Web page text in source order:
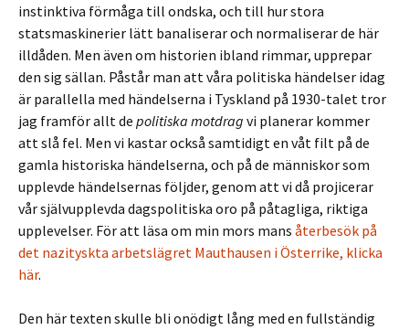
instinktiva förmåga till ondska, och till hur stora
statsmaskinerier lätt banaliserar och normaliserar de här
illdåden. Men även om historien ibland rimmar, upprepar
den sig sällan. Påstår man att våra politiska händelser idag
är parallella med händelserna i Tyskland på 1930-talet tror
jag framför allt de politiska motdrag vi planerar kommer
att slå fel. Men vi kastar också samtidigt en våt filt på de
gamla historiska händelserna, och på de människor som
upplevde händelsernas följder, genom att vi då projicerar
vår självupplevda dagspolitiska oro på påtagliga, riktiga
upplevelser. För att läsa om min mors mans återbesök på
det nazityskta arbetslägret Mauthausen i Österrike, klicka
här.
Den här texten skulle bli onödigt lång med en fullständig